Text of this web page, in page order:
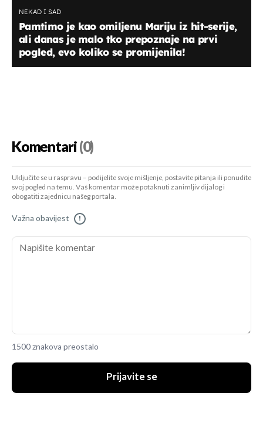
NEKAD I SAD
Pamtimo je kao omiljenu Mariju iz hit-serije,
ali danas je malo tko prepoznaje na prvi
pogled, evo koliko se promijenila!
Komentari(0)
Uključite se u raspravu – podijelite svoje mišljenje, postavite pitanja ili ponudite
svoj pogled na temu. Vaš komentar može potaknuti zanimljiv dijalog i
obogatiti zajednicu našeg portala.
Važna obavijest !
1500 znakova preostalo
Prijavite se